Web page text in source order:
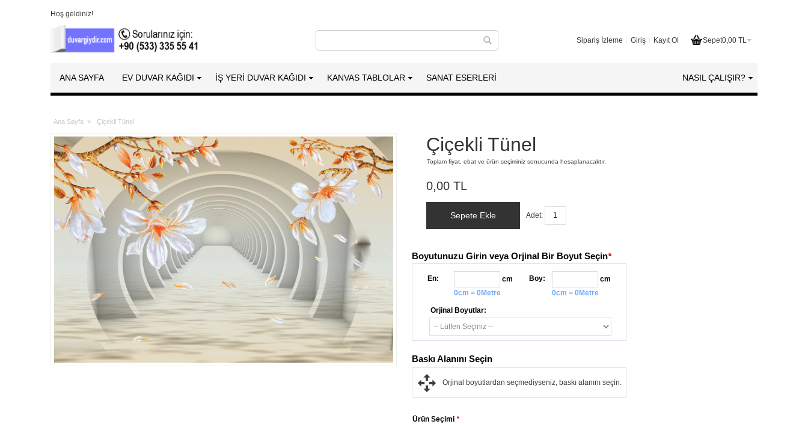
Hoş geldiniz!
Sepet0,00 TL
Sipariş İzleme Giriş Kayıt Ol
ANA SAYFA EV DUVAR KAĞIDI İŞ YERİ DUVAR KAĞIDI KANVAS TABLOLAR SANAT ESERLERI NASIL ÇALIŞIR?
Ana Sayfa » Çiçekli Tünel
Çiçekli Tünel
Toplam fiyat, ebat ve ürün seçiminiz sonucunda hesaplanacaktır.
0,00 TL
Sepete Ekle Adet:
Boyutunuzu Girin veya Orjinal Bir Boyut Seçin*
En:
cm
0cm = 0Metre
Boy:
cm
0cm = 0Metre
Orjinal Boyutlar:
*
Ürün Seçimi
Baskı Alanını Seçin
Orjinal boyutlardan seçmediyseniz, baskı alanını seçin.